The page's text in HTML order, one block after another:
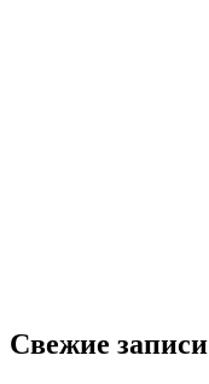
Свежие записи